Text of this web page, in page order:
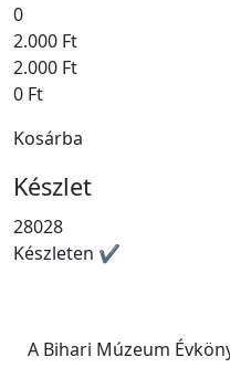
0
2.000 Ft
2.000 Ft
0 Ft
Kosárba
Készlet
28028
Készleten ✔
A Bihari Múzeum